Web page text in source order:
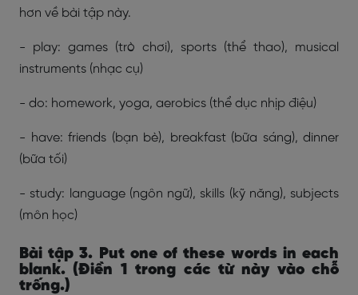
hơn về bài tập này.
- play: games (trò chơi), sports (thể thao), musical
instruments (nhạc cụ)
- do: homework, yoga, aerobics (thể dục nhịp điệu)
- have: friends (bạn bè), breakfast (bữa sáng), dinner
(bữa tối)
- study: language (ngôn ngữ), skills (kỹ năng), subjects
(môn học)
Bài tập 3. Put one of these words in each
blank. (Điền 1 trong các từ này vào chỗ
trống.)